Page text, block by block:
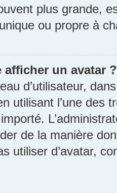
plus grande,
ou propre à
afficher un avatar ?
d’utilisateur,
utilisant l’une des
de la manière
utiliser d’avatar,